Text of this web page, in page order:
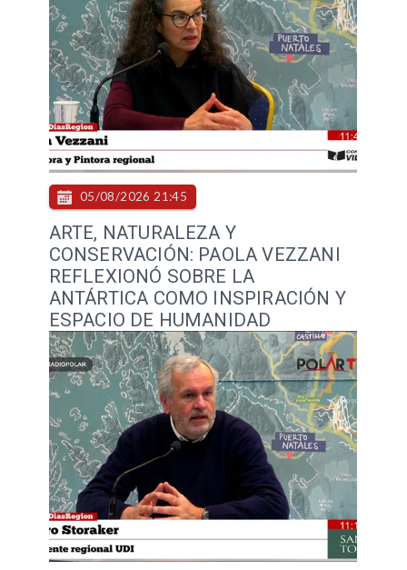
ARTE, NATURALEZA Y
CONSERVACIÓN: PAOLA VEZZANI
REFLEXIONÓ SOBRE LA
ANTÁRTICA COMO INSPIRACIÓN Y
ESPACIO DE HUMANIDAD
05/08/2026 21:45